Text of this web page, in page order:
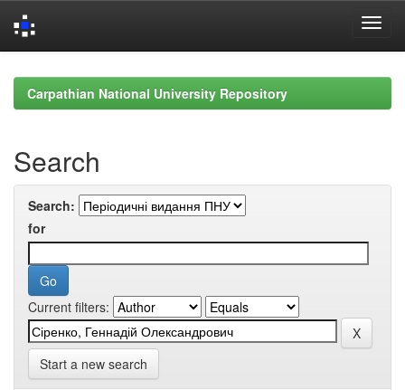
navigationCarpathian National University Repository
Search
Search:
for
Current filters:
Start a new search